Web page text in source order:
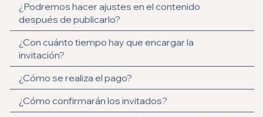
¿Podremos hacer ajustes en el contenido
después de publicarlo?
¿Con cuánto tiempo hay que encargar la
invitación?
¿Cómo se realiza el pago?
¿Cómo confirmarán los invitados?